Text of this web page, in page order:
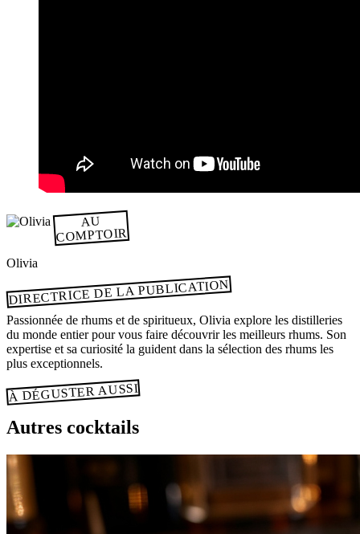
AU
COMPTOIR
Olivia
DIRECTRICE DE LA PUBLICATION
Passionnée de rhums et de spiritueux, Olivia explore les distilleries
du monde entier pour vous faire découvrir les meilleurs rhums. Son
expertise et sa curiosité la guident dans la sélection des rhums les
plus exceptionnels.
À DÉGUSTER AUSSI
Autres cocktails